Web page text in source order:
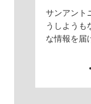
サンアント
うしようも
な情報を届